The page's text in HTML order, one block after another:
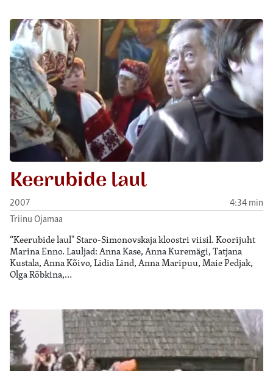
Keerubide laul
2007
4:34 min
Triinu Ojamaa
“Keerubide laul" Staro-Simonovskaja kloostri viisil. Koorijuht
Marina Enno. Lauljad: Anna Kase, Anna Kuremägi, Tatjana
Kustala, Anna Kõivo, Lidia Lind, Anna Maripuu, Maie Pedjak,
Olga Rõbkina,…